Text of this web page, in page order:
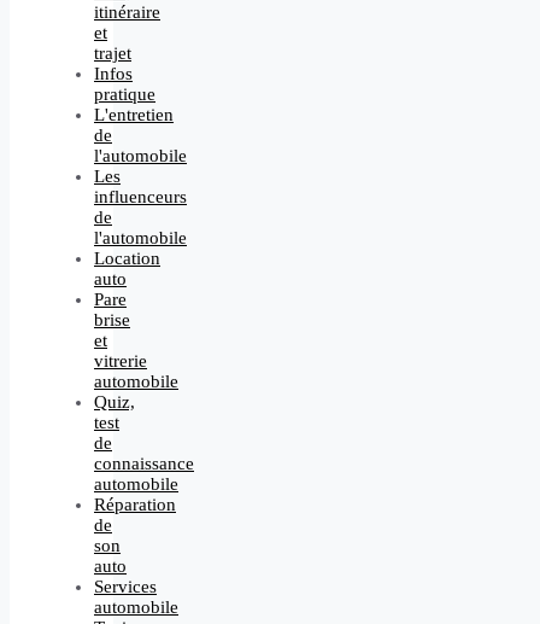
itinéraire
et
trajet
Infos
pratique
L'entretien
de
l'automobile
Les
influenceurs
de
l'automobile
Location
auto
Pare
brise
et
vitrerie
automobile
Quiz,
test
de
connaissance
automobile
Réparation
de
son
auto
Services
automobile